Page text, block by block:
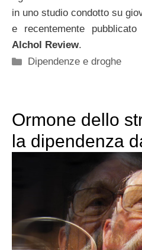
in uno studio condotto su
e recentemente
Alchol Review.
Categorie
Dipendenze e droghe
Ormone dello
la dipendenza